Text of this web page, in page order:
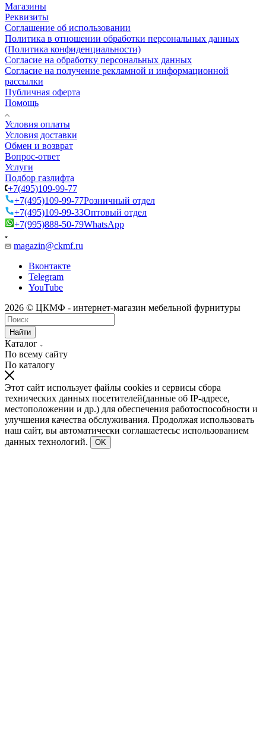
Магазины
Реквизиты
Соглашение об использовании
Политика в отношении обработки персональных данных
(Политика конфиденциальности)
Согласие на обработку персональных данных
Согласие на получение рекламной и информационной
рассылки
Публичная оферта
Помощь
Условия оплаты
Условия доставки
Обмен и возврат
Вопрос-ответ
Услуги
Подбор газлифта
+7(495)109-99-77
+7(495)109-99-77Розничный отдел
+7(495)109-99-33Оптовый отдел
+7(995)888-50-79WhatsApp
magazin@ckmf.ru
Вконтакте
Telegram
YouTube
2026 © ЦКМФ - интернет-магазин мебельной фурнитуры
Найти
Каталог
По всему сайту
По каталогу
Этот сайт использует файлы cookies и сервисы сбора
технических данных посетителей(данные об IP-адресе,
местоположении и др.) для обеспечения работоспособности и
улучшения качества обслуживания. Продолжая использовать
наш сайт, вы автоматически соглашаетесьс использованием
данных технологий.
OK